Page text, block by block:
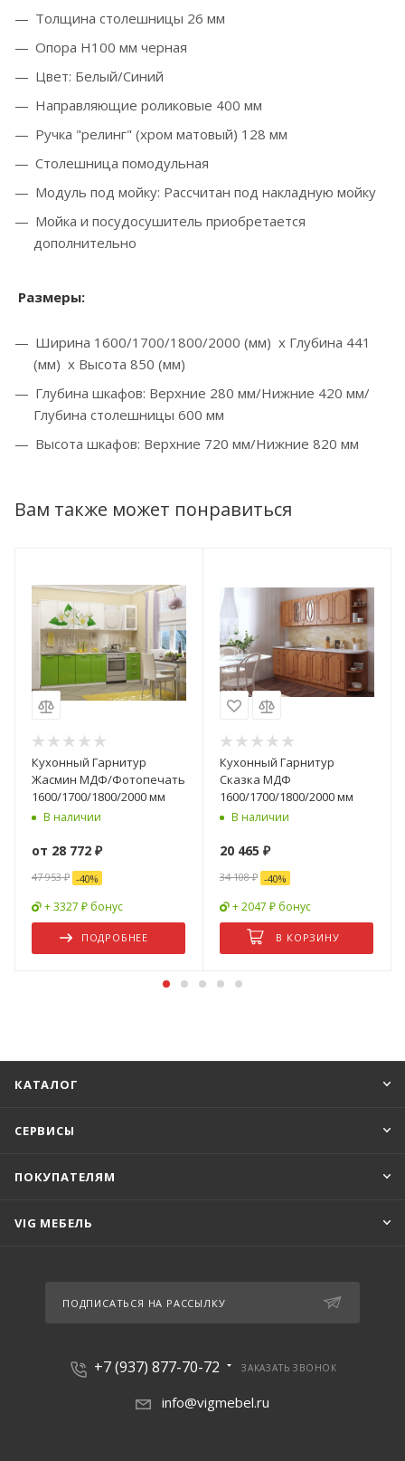
Толщина столешницы 26 мм
Опора Н100 мм черная
Цвет: Белый/Синий
Направляющие роликовые 400 мм
Ручка "релинг" (хром матовый) 128 мм
Столешница помодульная
Модуль под мойку: Рассчитан под накладную мойку
Мойка и посудосушитель приобретается
дополнительно
Размеры:
Ширина 1600/1700/1800/2000 (мм) x Глубина 441
(мм) х Высота 850 (мм)
Глубина шкафов: Верхние 280 мм/Нижние 420 мм/
Глубина столешницы 600 мм
Высота шкафов: Верхние 720 мм/Нижние 820 мм
Вам также может понравиться
Кухонный Гарнитур
Жасмин МДФ/Фотопечать
1600/1700/1800/2000 мм
В наличии
от 28 772 ₽
47 953 ₽ -40%
+ 3327 ₽ бонус
ПОДРОБНЕЕ
Кухонный Гарнитур
Сказка МДФ
1600/1700/1800/2000 мм
В наличии
20 465 ₽
34 108₽ -40%
+ 2047 ₽ бонус
В КОРЗИНУ
КАТАЛОГ
СЕРВИСЫ
ПОКУПАТЕЛЯМ
VIG МЕБЕЛЬ
ПОДПИСАТЬСЯ НА РАССЫЛКУ
+7 (937) 877-70-72 ЗАКАЗАТЬ ЗВОНОК
info@vigmebel.ru